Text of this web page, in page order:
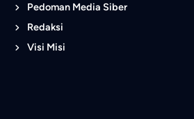
Pedoman Media Siber
Redaksi
Visi Misi